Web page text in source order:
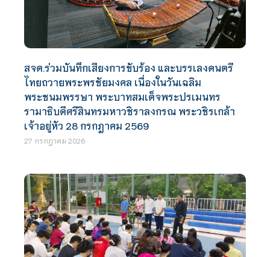
สจด.ร่วมบันทึกเสียงการขับร้อง และบรรเลงดนตรี
ไทยถวายพระพรชัยมงคล เนื่องในวันเฉลิม
พระชนมพรรษา พระบาทสมเด็จพระปรเมนทร
รามาธิบดีศรีสินทรมหาวชิราลงกรณ พระวชิรเกล้า
เจ้าอยู่หัว 28 กรกฎาคม 2569
27 กรกฎาคม 2026